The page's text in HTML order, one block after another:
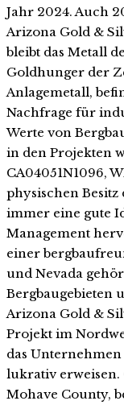
Jahr 2024. Auch
Arizona Gold &
bleibt das Metall
Goldhunger der
Anlagemetall,
Nachfrage für
Werte von
in den Projekten
CA04051N1096,
physischen
immer eine gute
Management
einer
und Nevada
Bergbaugebieten
Arizona Gold &
Projekt im
das
lukrativ erweisen.
Mohave County,